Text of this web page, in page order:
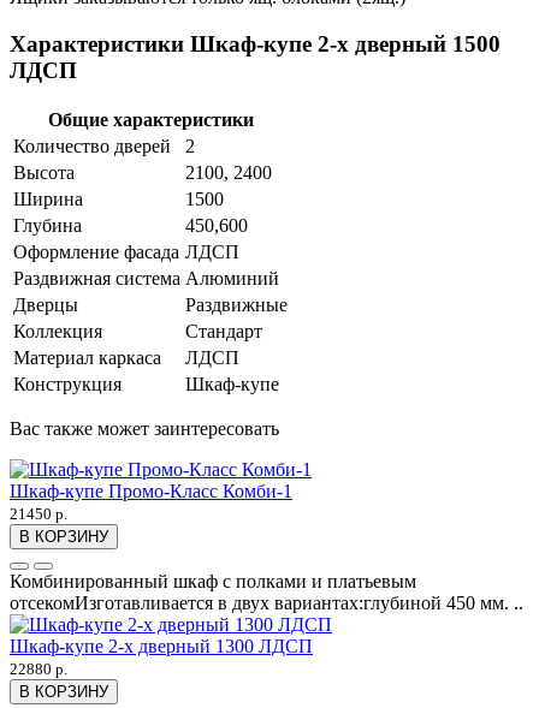
Характеристики Шкаф-купе 2-х дверный 1500
ЛДСП
Общие характеристики
Количество дверей
2
Высота
2100, 2400
Ширина
1500
Глубина
450,600
Оформление фасада ЛДСП
Раздвижная система Алюминий
Дверцы
Раздвижные
Коллекция
Стандарт
Материал каркаса
ЛДСП
Конструкция
Шкаф-купе
Вас также может заинтересовать
Шкаф-купе Промо-Класс Комби-1
21450 р.
В КОРЗИНУ
Комбинированный шкаф с полками и платьевым
отсекомИзготавливается в двух вариантах:глубиной 450 мм. ..
Шкаф-купе 2-х дверный 1300 ЛДСП
22880 р.
В КОРЗИНУ